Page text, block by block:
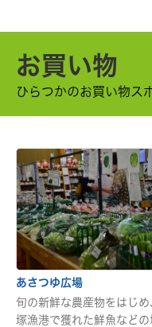
お買い物
ひらつかのお買い物ス
あさつゆ広場
旬の新鮮な農産物をはじ
塚漁港で獲れた鮮魚など